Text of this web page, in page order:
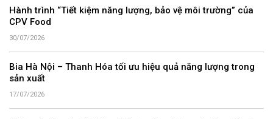
Hành trình “Tiết kiệm năng lượng, bảo vệ môi trường” của
CPV Food
30/07/2026
Bia Hà Nội – Thanh Hóa tối ưu hiệu quả năng lượng trong
sản xuất
17/07/2026